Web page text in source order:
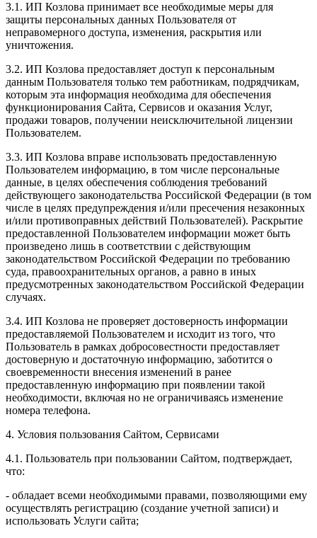
3.1. ИП Козлова принимает все необходимые меры для
защиты персональных данных Пользователя от
неправомерного доступа, изменения, раскрытия или
уничтожения.
3.2. ИП Козлова предоставляет доступ к персональным
данным Пользователя только тем работникам, подрядчикам,
которым эта информация необходима для обеспечения
функционирования Сайта, Сервисов и оказания Услуг,
продажи товаров, получении неисключительной лицензии
Пользователем.
3.3. ИП Козлова вправе использовать предоставленную
Пользователем информацию, в том числе персональные
данные, в целях обеспечения соблюдения требований
действующего законодательства Российской Федерации (в том
числе в целях предупреждения и/или пресечения незаконных
и/или противоправных действий Пользователей). Раскрытие
предоставленной Пользователем информации может быть
произведено лишь в соответствии с действующим
законодательством Российской Федерации по требованию
суда, правоохранительных органов, а равно в иных
предусмотренных законодательством Российской Федерации
случаях.
3.4. ИП Козлова не проверяет достоверность информации
предоставляемой Пользователем и исходит из того, что
Пользователь в рамках добросовестности предоставляет
достоверную и достаточную информацию, заботится о
своевременности внесения изменений в ранее
предоставленную информацию при появлении такой
необходимости, включая но не ограничиваясь изменение
номера телефона.
4. Условия пользования Сайтом, Сервисами
4.1. Пользователь при пользовании Сайтом, подтверждает,
что:
- обладает всеми необходимыми правами, позволяющими ему
осуществлять регистрацию (создание учетной записи) и
использовать Услуги сайта;